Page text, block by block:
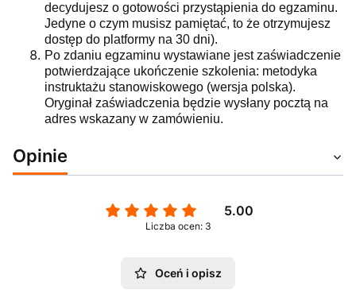
decydujesz o gotowości przystąpienia do egzaminu.
Jedyne o czym musisz pamiętać, to że otrzymujesz
dostęp do platformy na 30 dni).
Po zdaniu egzaminu wystawiane jest zaświadczenie
potwierdzające ukończenie szkolenia: metodyka
instruktażu stanowiskowego (wersja polska).
Oryginał zaświadczenia będzie wysłany pocztą na
adres wskazany w zamówieniu.
Opinie
5.00
Liczba ocen: 3
Oceń i opisz